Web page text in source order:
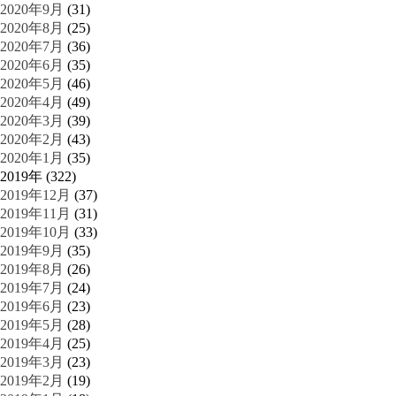
2020年9月 (31)
2020年8月 (25)
2020年7月 (36)
2020年6月 (35)
2020年5月 (46)
2020年4月 (49)
2020年3月 (39)
2020年2月 (43)
2020年1月 (35)
2019年 (322)
2019年12月 (37)
2019年11月 (31)
2019年10月 (33)
2019年9月 (35)
2019年8月 (26)
2019年7月 (24)
2019年6月 (23)
2019年5月 (28)
2019年4月 (25)
2019年3月 (23)
2019年2月 (19)